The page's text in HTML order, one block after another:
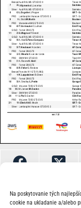
Na poskytovanie tých
cookie na ukladanie a/alebo